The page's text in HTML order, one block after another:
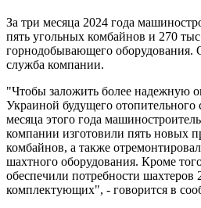
За три месяца 2024 года
пять угольных комбайнов и 270
горнодобывающего оборудования.
служба компании.
"Чтобы заложить более надежную
Украиной будущего отопительного
месяца этого года
компании изготовили пять новых
комбайнов, а также
шахтного оборудования. Кроме
обеспечили потребности шахтеров
комплектующих", - говорится в